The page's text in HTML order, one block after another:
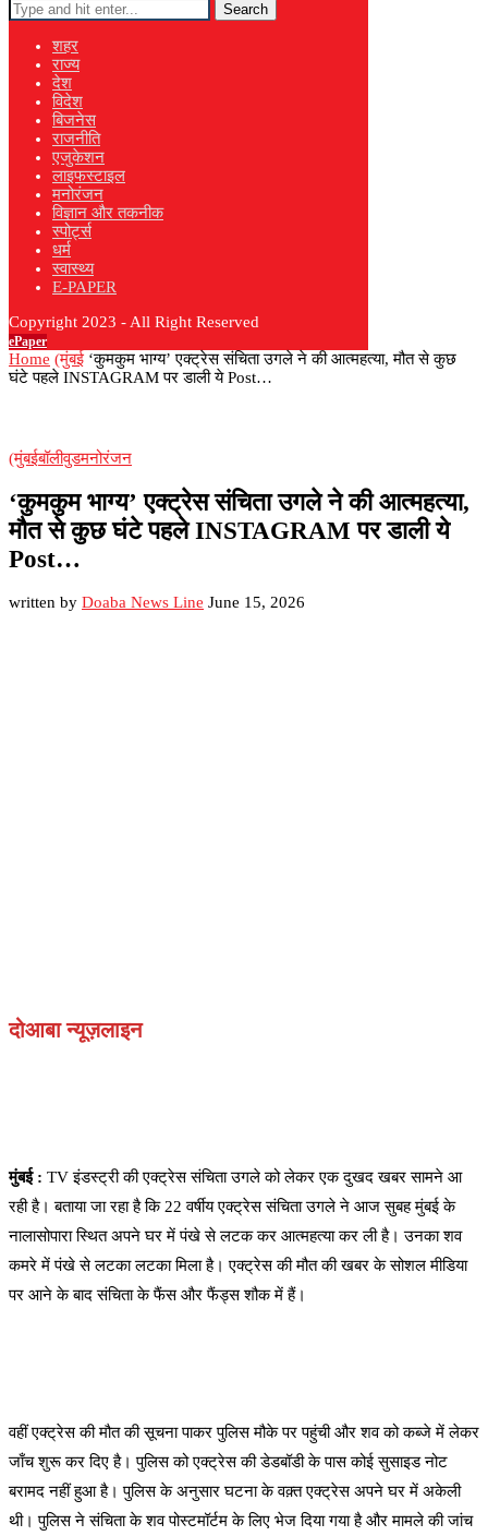
Search
शहर
राज्य
देश
विदेश
बिजनेस
राजनीति
एजुकेशन
लाइफस्टाइल
मनोरंजन
विज्ञान और तकनीक
स्पोर्ट्स
धर्म
स्वास्थ्य
E-PAPER
Copyright 2023 - All Right Reserved
ePaper
Home (मुंबई ‘कुमकुम भाग्य’ एक्ट्रेस संचिता उगले ने की आत्महत्या, मौत से कुछ
घंटे पहले INSTAGRAM पर डाली ये Post…
(मुंबईबॉलीवुडमनोरंजन
‘कुमकुम भाग्य’ एक्ट्रेस संचिता उगले ने की आत्महत्या,
मौत से कुछ घंटे पहले INSTAGRAM पर डाली ये
Post…
written by Doaba News Line June 15, 2026
दोआबा न्यूज़लाइन
मुंबई : TV इंडस्ट्री की एक्ट्रेस संचिता उगले को लेकर एक दुखद खबर सामने आ
रही है। बताया जा रहा है कि 22 वर्षीय एक्ट्रेस संचिता उगले ने आज सुबह मुंबई के
नालासोपारा स्थित अपने घर में पंखे से लटक कर आत्महत्या कर ली है। उनका शव
कमरे में पंखे से लटका लटका मिला है। एक्ट्रेस की मौत की खबर के सोशल मीडिया
पर आने के बाद संचिता के फैंस और फैंड्स शौक में हैं।
वहीं एक्ट्रेस की मौत की सूचना पाकर पुलिस मौके पर पहुंची और शव को कब्जे में लेकर
जाँच शुरू कर दिए है। पुलिस को एक्ट्रेस की डेडबॉडी के पास कोई सुसाइड नोट
बरामद नहीं हुआ है। पुलिस के अनुसार घटना के वक़्त एक्ट्रेस अपने घर में अकेली
थी। पुलिस ने संचिता के शव पोस्टमॉर्टम के लिए भेज दिया गया है और मामले की जांच